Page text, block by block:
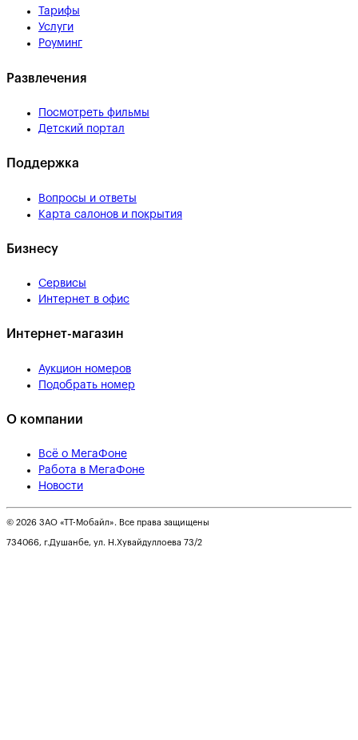
Тарифы
Услуги
Роуминг
Развлечения
Посмотреть фильмы
Детский портал
Поддержка
Вопросы и ответы
Карта салонов и покрытия
Бизнесу
Сервисы
Интернет в офис
Интернет-магазин
Аукцион номеров
Подобрать номер
О компании
Всё о МегаФоне
Работа в МегаФоне
Новости
© 2026 ЗАО «ТТ-Мобайл». Все права защищены
734066, г.Душанбе, ул. Н.Хувайдуллоева 73/2